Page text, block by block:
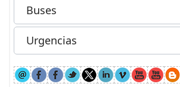
Buses
Urgencias